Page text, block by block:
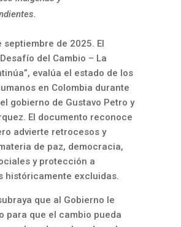
septiembre de 2025. El
del Cambio – La
evalúa el estado de los
en Colombia durante
gobierno de Gustavo Petro y
El documento reconoce
advierte retrocesos y
de paz, democracia,
y protección a
históricamente excluidas.
que al Gobierno le
para que el cambio pueda